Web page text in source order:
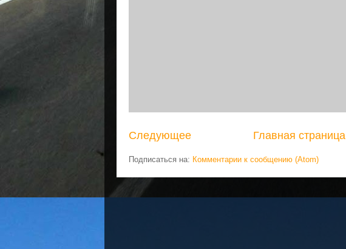
Следующее Главная страница
Подписаться на: Комментарии к сообщению (Atom)